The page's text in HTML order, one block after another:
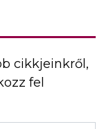
cikkjeinkről,
fel